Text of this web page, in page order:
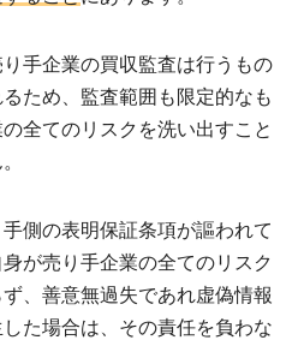
手企業の買収監査は行うもの
ため、監査範囲も限定的なも
全てのリスクを洗い出すこと
側の表明保証条項が謳われて
が売り手企業の全てのリスク
、善意無過失であれ虚偽情報
た場合は、その責任を負わな